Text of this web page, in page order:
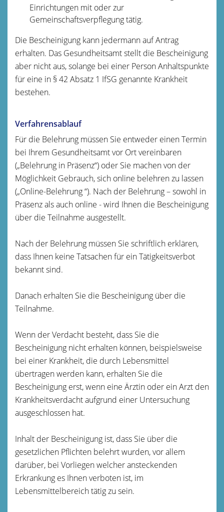
Einrichtungen mit oder zur
Gemeinschaftsverpflegung tätig.
Die Bescheinigung kann jedermann auf Antrag
erhalten. Das Gesundheitsamt stellt die Bescheinigung
aber nicht aus, solange bei einer Person Anhaltspunkte
für eine in § 42 Absatz 1 IfSG genannte Krankheit
bestehen.
Verfahrensablauf
Für die Belehrung müssen Sie entweder einen Termin
bei Ihrem Gesundheitsamt vor Ort vereinbaren
(„Belehrung in Präsenz“) oder Sie machen von der
Möglichkeit Gebrauch, sich online belehren zu lassen
(„Online-Belehrung “). Nach der Belehrung – sowohl in
Präsenz als auch online - wird Ihnen die Bescheinigung
über die Teilnahme ausgestellt.
Nach der Belehrung müssen Sie schriftlich erklären,
dass Ihnen keine Tatsachen für ein Tätigkeitsverbot
bekannt sind.
Danach erhalten Sie die Bescheinigung über die
Teilnahme.
Wenn der Verdacht besteht, dass Sie die
Bescheinigung nicht erhalten können, beispielsweise
bei einer Krankheit, die durch Lebensmittel
übertragen werden kann, erhalten Sie die
Bescheinigung erst, wenn eine Ärztin oder ein Arzt den
Krankheitsverdacht aufgrund einer Untersuchung
ausgeschlossen hat.
Inhalt der Bescheinigung ist, dass Sie über die
gesetzlichen Pflichten belehrt wurden, vor allem
darüber, bei Vorliegen welcher ansteckenden
Erkrankung es Ihnen verboten ist, im
Lebensmittelbereich tätig zu sein.